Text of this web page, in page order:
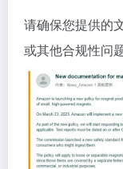
请确保您提供的
或其他合规性问题